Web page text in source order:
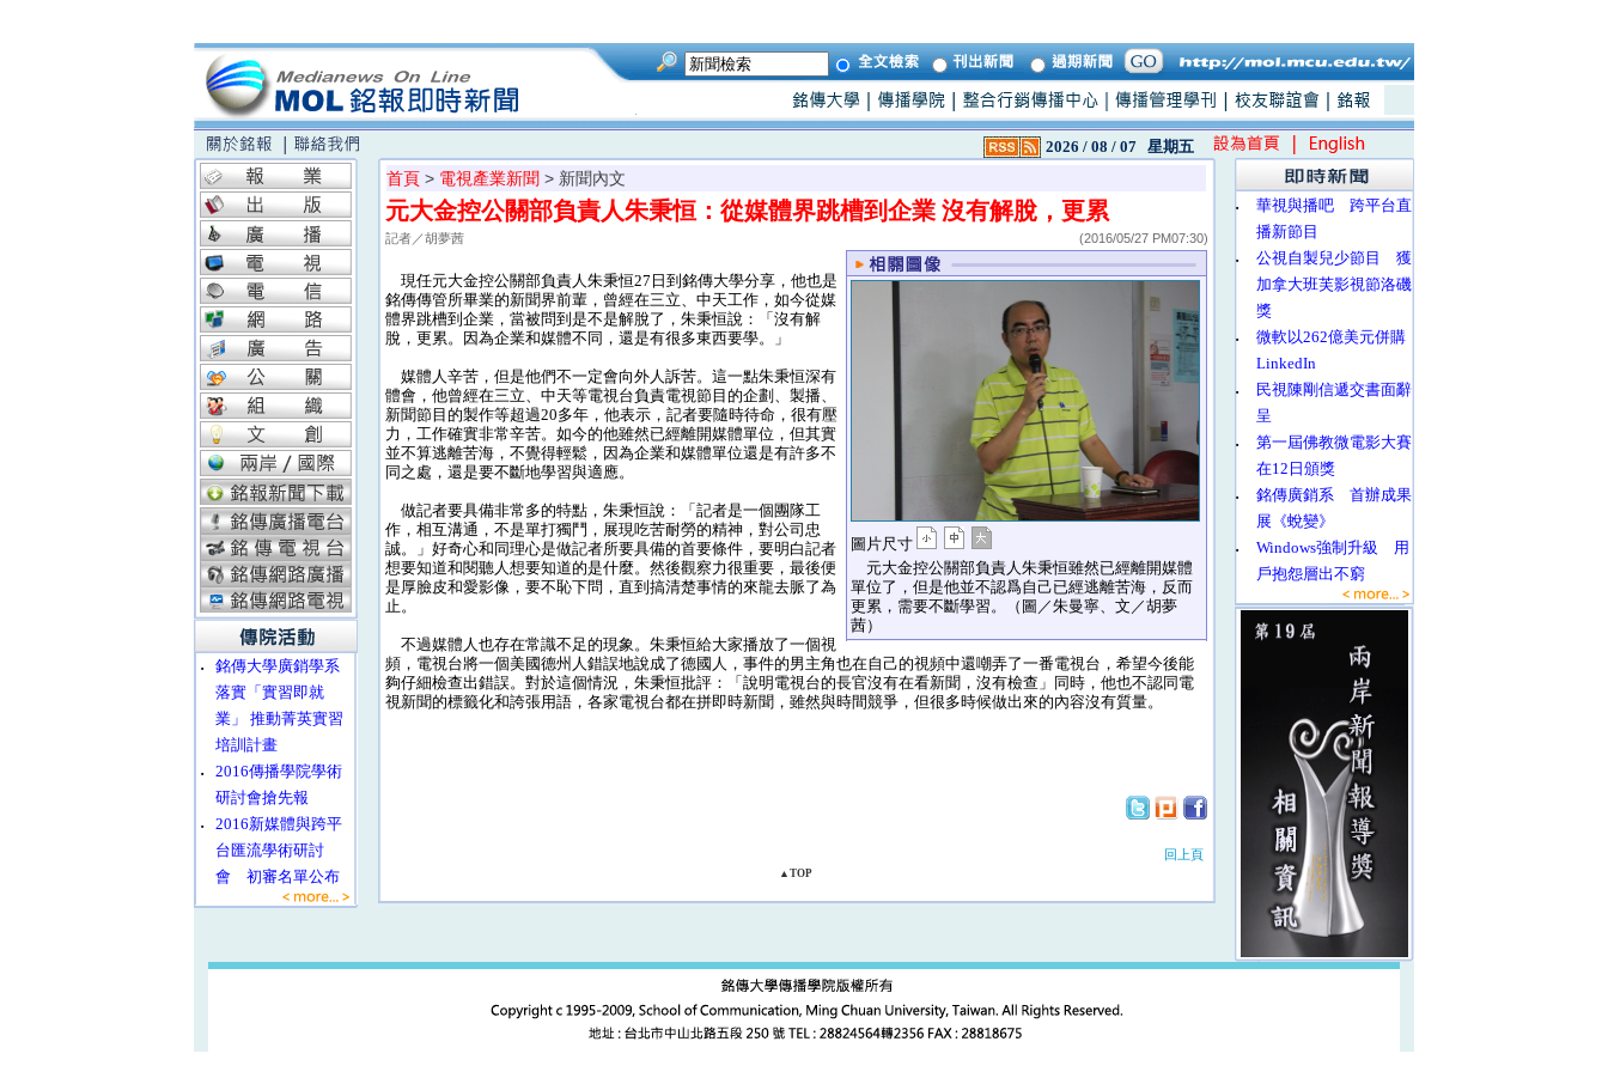
2026 / 08 / 07 星期五
‧
銘傳大學廣銷學系
落實「實習即就
業」 推動菁英實習
培訓計畫
‧
2016傳播學院學術
研討會搶先報
‧
2016新媒體與跨平
台匯流學術研討
會 初審名單公布
首頁 > 電視產業新聞 > 新聞內文
元大金控公關部負責人朱秉恒：從媒體界跳槽到企業 沒有解脫，更累
記者／胡夢茜 (2016/05/27 PM07:30)
圖片尺寸
元大金控公關部負責人朱秉恒雖然已經離開媒體
單位了，但是他並不認爲自己已經逃離苦海，反而
更累，需要不斷學習。（圖／朱曼寧、文／胡夢
茜）
現任元大金控公關部負責人朱秉恒27日到銘傳大學分享，他也是
銘傳傳管所畢業的新聞界前輩，曾經在三立、中天工作，如今從媒
體界跳槽到企業，當被問到是不是解脫了，朱秉恒說：「沒有解
脫，更累。因為企業和媒體不同，還是有很多東西要學。」
媒體人辛苦，但是他們不一定會向外人訴苦。這一點朱秉恒深有
體會，他曾經在三立、中天等電視台負責電視節目的企劃、製播、
新聞節目的製作等超過20多年，他表示，記者要隨時待命，很有壓
力，工作確實非常辛苦。如今的他雖然已經離開媒體單位，但其實
並不算逃離苦海，不覺得輕鬆，因為企業和媒體單位還是有許多不
同之處，還是要不斷地學習與適應。
做記者要具備非常多的特點，朱秉恒說：「記者是一個團隊工
作，相互溝通，不是單打獨鬥，展現吃苦耐勞的精神，對公司忠
誠。」好奇心和同理心是做記者所要具備的首要條件，要明白記者
想要知道和閱聽人想要知道的是什麼。然後觀察力很重要，最後便
是厚臉皮和愛影像，要不恥下問，直到搞清楚事情的來龍去脈了為
止。
不過媒體人也存在常識不足的現象。朱秉恒給大家播放了一個視
頻，電視台將一個美國德州人錯誤地說成了德國人，事件的男主角也在自己的視頻中還嘲弄了一番電視台，希望今後能
夠仔細檢查出錯誤。對於這個情況，朱秉恒批評：「說明電視台的長官沒有在看新聞，沒有檢查」同時，他也不認同電
視新聞的標籤化和誇張用語，各家電視台都在拼即時新聞，雖然與時間競爭，但很多時候做出來的內容沒有質量。
回上頁
▲TOP
‧
華視與播吧 跨平台直
播新節目
‧
公視自製兒少節目 獲
加拿大班芙影視節洛磯
獎
‧
微軟以262億美元併購
LinkedIn
‧
民視陳剛信遞交書面辭
呈
‧
第一屆佛教微電影大賽
在12日頒獎
‧
銘傳廣銷系 首辦成果
展《蛻變》
‧
Windows強制升級 用
戶抱怨層出不窮